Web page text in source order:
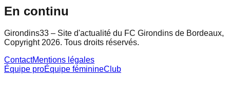
En continu
Girondins33 – Site d'actualité du FC Girondins de Bordeaux,
Copyright 2026. Tous droits réservés.
ContactMentions légales
Équipe proÉquipe féminineClub